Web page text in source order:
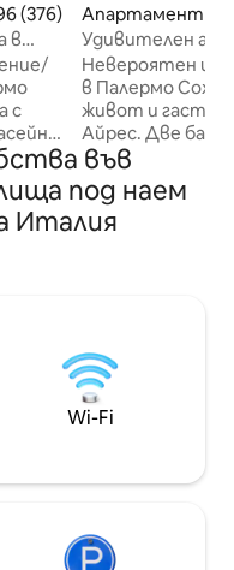
оценка: 4,96 от 5,
(376)
в
с
и
-
Апартамент –
рес
Удивителен
Палермо
Невероятен и
в Палермо
живот и
Айрес. Две
апартамент и
чудесен
се отпуснете и
Сградата има 24
километра от
мястото в
можете да
ресторанти и
във
под наем
Италия
Wi-Fi